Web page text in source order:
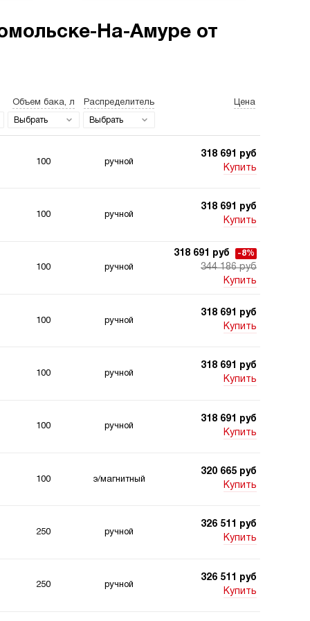
подъемника
шахт
На-Амуре от
Объем бака, л
Выбрать
Распределитель
Выбрать
Цена
318 691 руб
Купить
100 ручной
318 691 руб
Купить
100 ручной
318 691 руб -8%
344 186 руб
Купить
100 ручной
318 691 руб
Купить
100 ручной
318 691 руб
Купить
100 ручной
318 691 руб
Купить
100 ручной
320 665 руб
Купить
100 э/магнитный
326 511 руб
Купить
250 ручной
326 511 руб
Купить
250 ручной